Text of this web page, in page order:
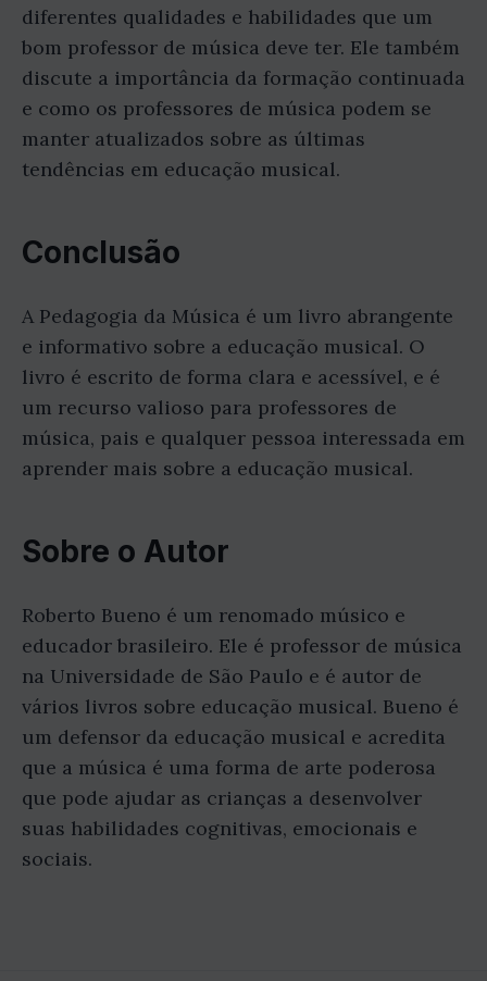
diferentes qualidades e habilidades que um
bom professor de música deve ter. Ele também
discute a importância da formação continuada
e como os professores de música podem se
manter atualizados sobre as últimas
tendências em educação musical.
Conclusão
A Pedagogia da Música é um livro abrangente
e informativo sobre a educação musical. O
livro é escrito de forma clara e acessível, e é
um recurso valioso para professores de
música, pais e qualquer pessoa interessada em
aprender mais sobre a educação musical.
Sobre o Autor
Roberto Bueno é um renomado músico e
educador brasileiro. Ele é professor de música
na Universidade de São Paulo e é autor de
vários livros sobre educação musical. Bueno é
um defensor da educação musical e acredita
que a música é uma forma de arte poderosa
que pode ajudar as crianças a desenvolver
suas habilidades cognitivas, emocionais e
sociais.